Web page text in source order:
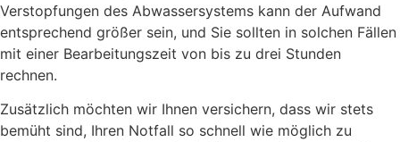
Verstopfungen des Abwassersystems kann der Aufwand
entsprechend größer sein, und Sie sollten in solchen Fällen
mit einer Bearbeitungszeit von bis zu drei Stunden
rechnen.
Zusätzlich möchten wir Ihnen versichern, dass wir stets
bemüht sind, Ihren Notfall so schnell wie möglich zu